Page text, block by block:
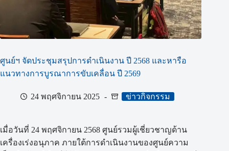
ศูนย์ฯ จัดประชุมสรุปการดำเนินงาน ปี 2568 และหารือ
แนวทางการบูรณาการขับเคลื่อน ปี 2569
24 พฤศจิกายน 2025 ข่าวกิจกรรม
เมื่อวันที่ 24 พฤศจิกายน 2568 ศูนย์รวมผู้เชี่ยวชาญด้าน
เครื่องเร่งอนุภาค ภายใต้การดำเนินงานของศูนย์ความ